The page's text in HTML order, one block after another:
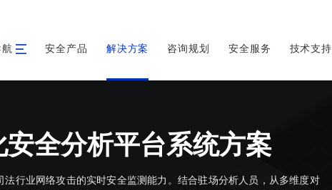
安全产品 解决方案 咨询规划 安全服务 技术支持
全分析平台系统方案
行业网络攻击的实时安全监测能力。结合驻场分析人员，从多维度对